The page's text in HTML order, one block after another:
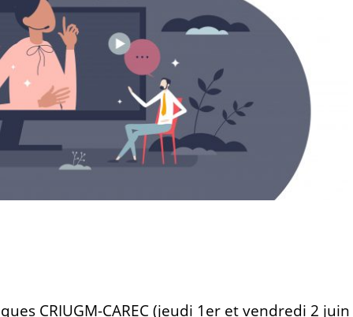
CRIUGM-CAREC (jeudi 1er et vendredi 2